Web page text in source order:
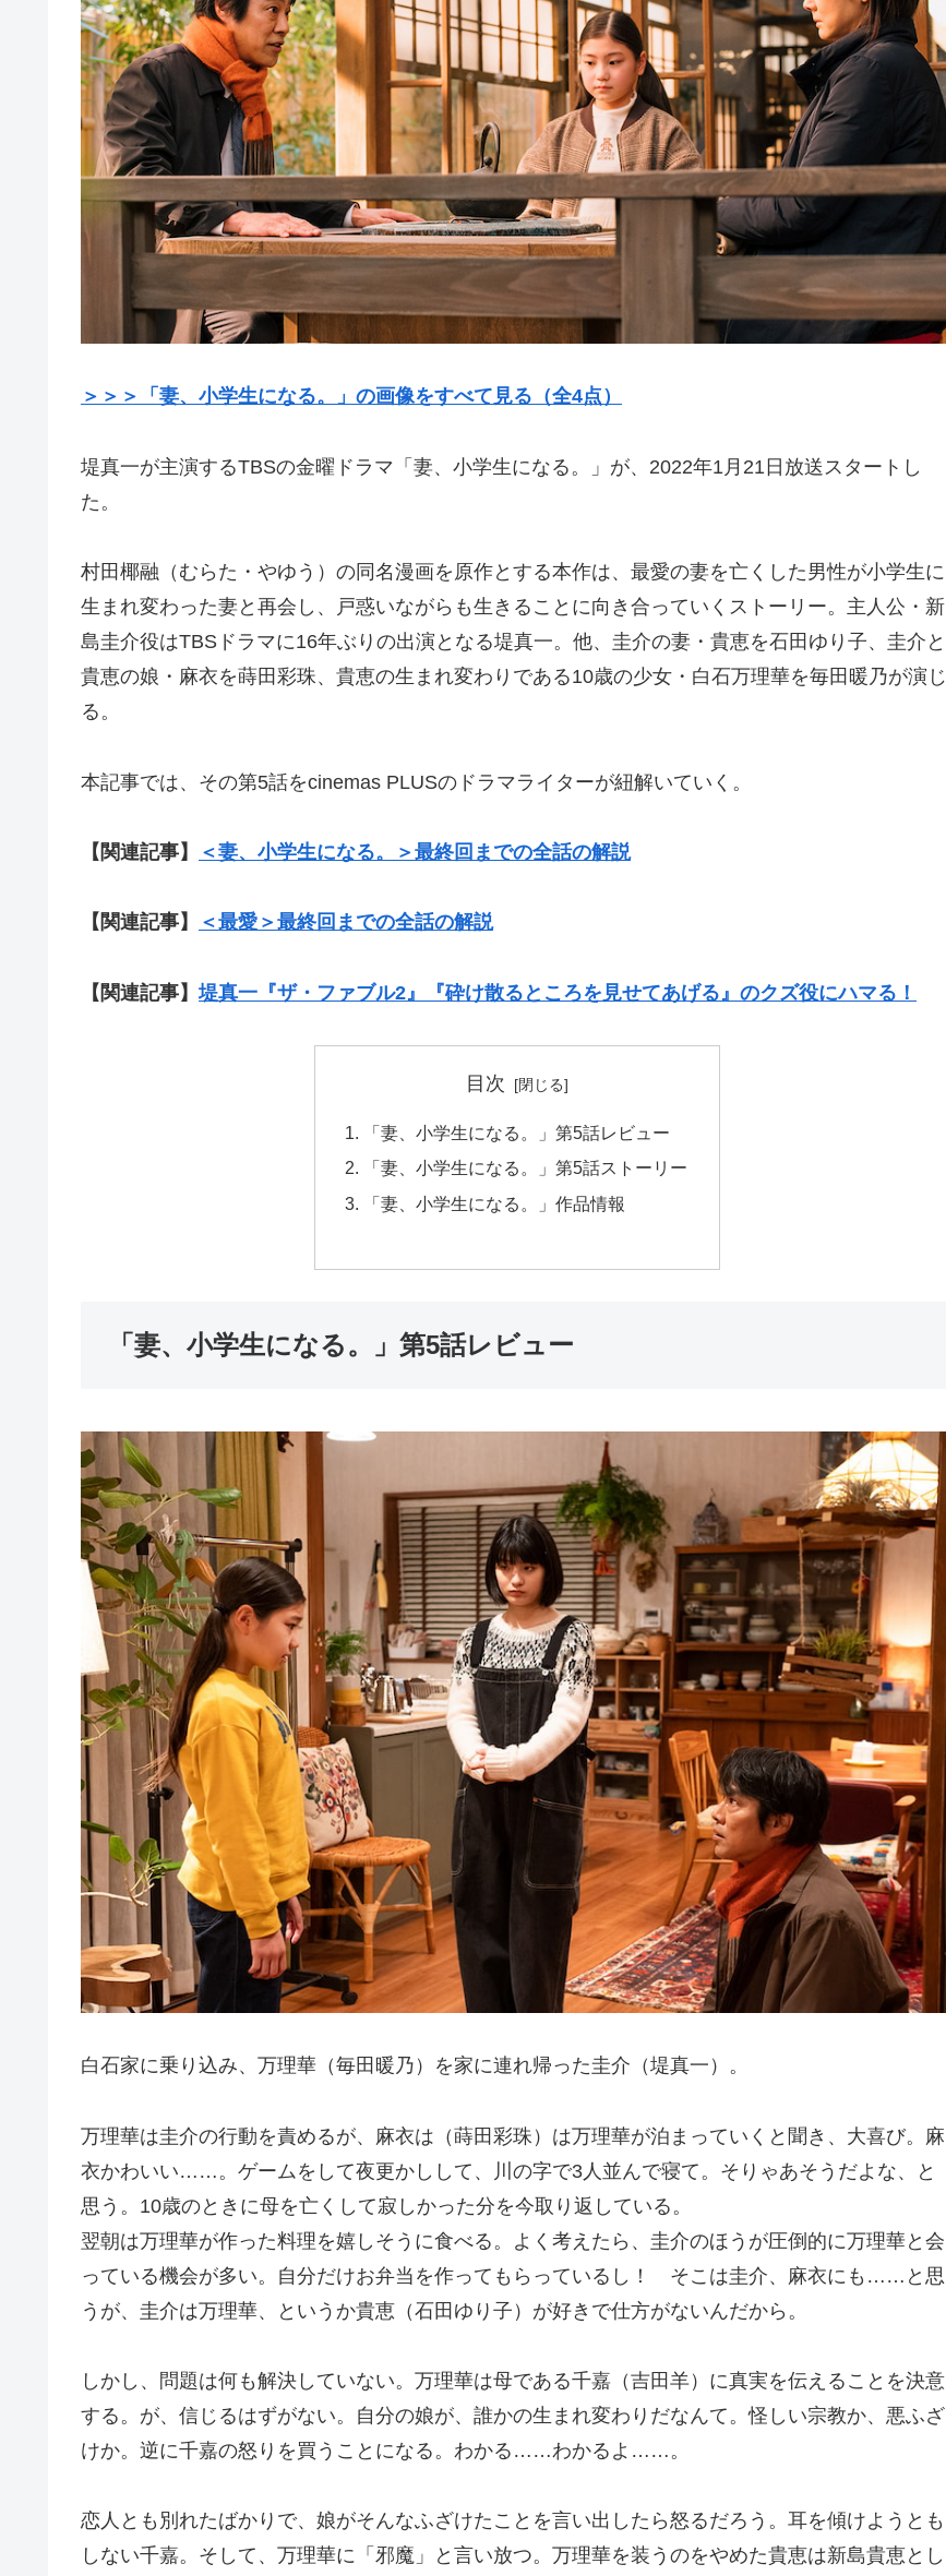
＞＞＞「妻、小学生になる。」の画像をすべて見る（全4点）
堤真一が主演するTBSの金曜ドラマ「妻、小学生になる。」が、2022年1月21日放送スタートし
た。
村田椰融（むらた・やゆう）の同名漫画を原作とする本作は、最愛の妻を亡くした男性が小学生に
生まれ変わった妻と再会し、戸惑いながらも生きることに向き合っていくストーリー。主人公・新
島圭介役はTBSドラマに16年ぶりの出演となる堤真一。他、圭介の妻・貴恵を石田ゆり子、圭介と
貴恵の娘・麻衣を蒔田彩珠、貴恵の生まれ変わりである10歳の少女・白石万理華を毎田暖乃が演じ
る。
本記事では、その第5話をcinemas PLUSのドラマライターが紐解いていく。
【関連記事】 ＜妻、小学生になる。＞最終回までの全話の解説
【関連記事】 ＜最愛＞最終回までの全話の解説
【関連記事】堤真一『ザ・ファブル2』『砕け散るところを見せてあげる』のクズ役にハマる！
目次
「妻、小学生になる。」第5話レビュー
「妻、小学生になる。」第5話ストーリー
「妻、小学生になる。」作品情報
「妻、小学生になる。」第5話レビュー
白石家に乗り込み、万理華（毎田暖乃）を家に連れ帰った圭介（堤真一）。
万理華は圭介の行動を責めるが、麻衣は（蒔田彩珠）は万理華が泊まっていくと聞き、大喜び。麻
衣かわいい……。ゲームをして夜更かしして、川の字で3人並んで寝て。そりゃあそうだよな、と
思う。10歳のときに母を亡くして寂しかった分を今取り返している。
翌朝は万理華が作った料理を嬉しそうに食べる。よく考えたら、圭介のほうが圧倒的に万理華と会
っている機会が多い。自分だけお弁当を作ってもらっているし！ そこは圭介、麻衣にも……と思
うが、圭介は万理華、というか貴恵（石田ゆり子）が好きで仕方がないんだから。
しかし、問題は何も解決していない。万理華は母である千嘉（吉田羊）に真実を伝えることを決意
する。が、信じるはずがない。自分の娘が、誰かの生まれ変わりだなんて。怪しい宗教か、悪ふざ
けか。逆に千嘉の怒りを買うことになる。わかる……わかるよ……。
恋人とも別れたばかりで、娘がそんなふざけたことを言い出したら怒るだろう。耳を傾けようとも
しない千嘉。そして、万理華に「邪魔」と言い放つ。万理華を装うのをやめた貴恵は新島貴恵とし